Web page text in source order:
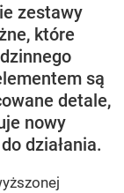
zestawy
które
są
detale,
nowy
działania.